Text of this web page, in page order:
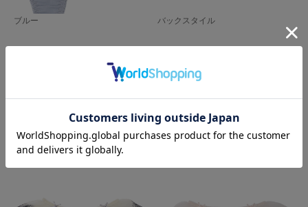
ブルー バックスタイル